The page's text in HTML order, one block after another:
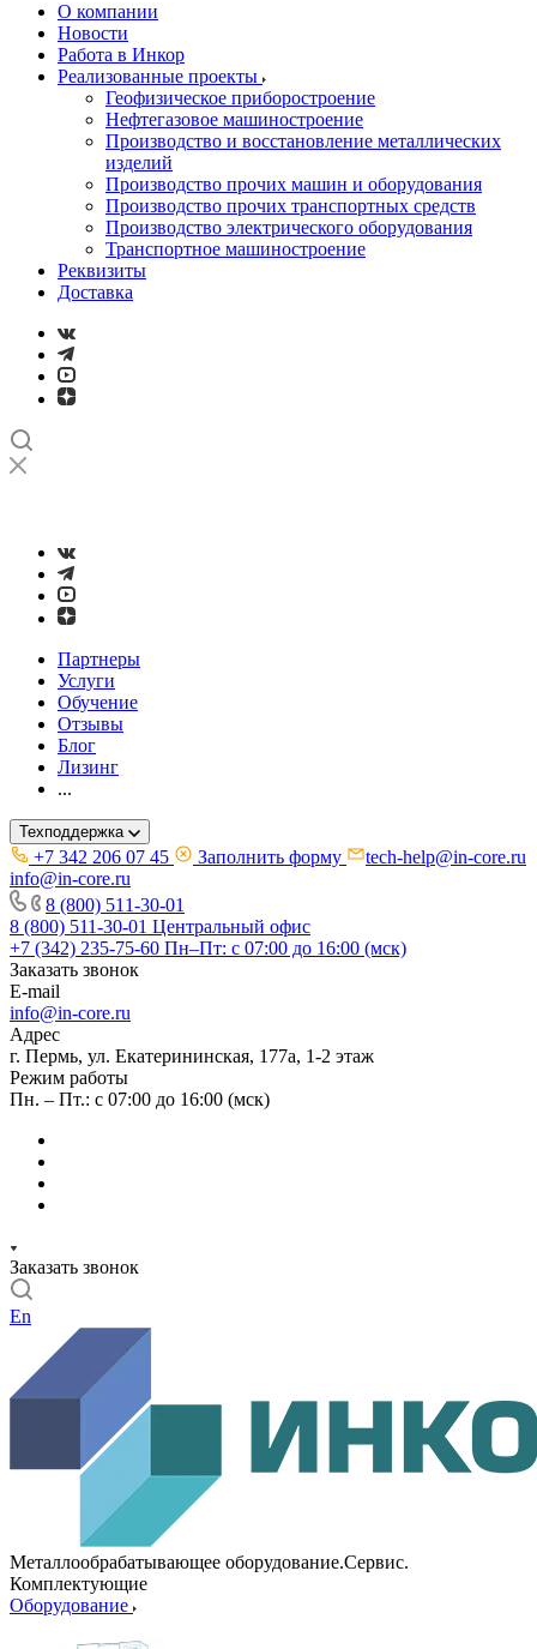
О компании
Новости
Работа в Инкор
Реализованные проекты
Геофизическое приборостроение
Нефтегазовое машиностроение
Производство и восстановление металлических
изделий
Производство прочих машин и оборудования
Производство прочих транспортных средств
Производство электрического оборудования
Транспортное машиностроение
Реквизиты
Доставка
Партнеры
Услуги
Обучение
Отзывы
Блог
Лизинг
...
Техподдержка
+7 342 206 07 45 Заполнить форму
tech-help@in-core.ru
info@in-core.ru
8 (800) 511-30-01
8 (800) 511-30-01 Центральный офис
+7 (342) 235-75-60 Пн–Пт: с 07:00 до 16:00 (мск)
Заказать звонок
E-mail
info@in-core.ru
Адрес
г. Пермь, ул. ​Екатерининская, 177а, ​1-2 этаж
Режим работы
Пн. – Пт.: с 07:00 до 16:00 (мск)
Заказать звонок
En
Металлообрабатывающее оборудование.Сервис.
Комплектующие
Оборудование